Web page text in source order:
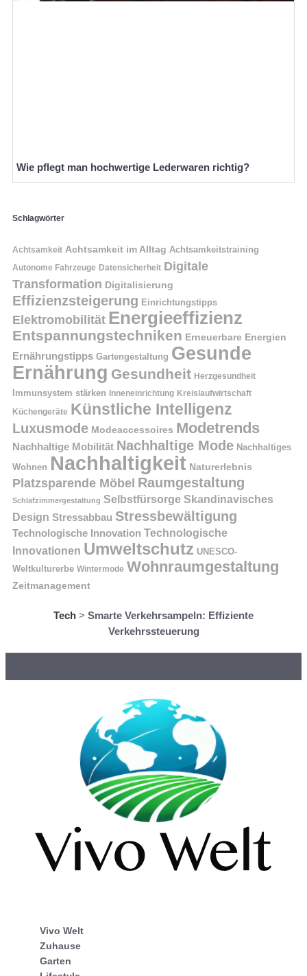
Wie pflegt man hochwertige Lederwaren richtig?
Schlagwörter
Achtsamkeit Achtsamkeit im Alltag Achtsamkeitstraining
Autonome Fahrzeuge Datensicherheit Digitale
Transformation Digitalisierung
Effizienzsteigerung Einrichtungstipps
Elektromobilität Energieeffizienz
Entspannungstechniken Erneuerbare Energien
Ernährungstipps Gartengestaltung Gesunde
Ernährung Gesundheit Herzgesundheit
Immunsystem stärken Inneneinrichtung Kreislaufwirtschaft
Küchengeräte Künstliche Intelligenz
Luxusmode Modeaccessoires Modetrends
Nachhaltige Mobilität Nachhaltige Mode Nachhaltiges
Wohnen Nachhaltigkeit Naturerlebnis
Platzsparende Möbel Raumgestaltung
Schlafzimmergestaltung Selbstfürsorge Skandinavisches
Design Stressabbau Stressbewältigung
Technologische Innovation Technologische
Innovationen Umweltschutz UNESCO-
Weltkulturerbe Wintermode Wohnraumgestaltung
Zeitmanagement
Tech > Smarte Verkehrsampeln: Effiziente
Verkehrssteuerung
Vivo Welt
Zuhause
Garten